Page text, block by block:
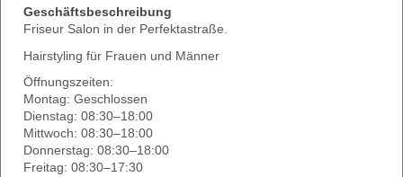
Geschäftsbeschreibung
Friseur Salon in der Perfektastraße.
Hairstyling für Frauen und Männer
Öffnungszeiten:
Montag: Geschlossen
Dienstag: 08:30–18:00
Mittwoch: 08:30–18:00
Donnerstag: 08:30–18:00
Freitag: 08:30–17:30